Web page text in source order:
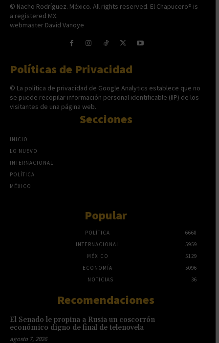
© Nacho Rodríguez. México. All rights reserved. El Chapucero® is
a registered MX.
webmaster David Vanoye
Políticas de Privacidad
© La política de privacidad de Google Analytics establece que no
se puede recopilar información personal identificable (IIP) de los
visitantes de una página web.
Secciones
INICIO
LO NUEVO
INTERNACIONAL
POLÍTICA
MÉXICO
Popular
POLÍTICA
6668
INTERNACIONAL
5959
MÉXICO
5129
ECONOMÍA
5096
NOTICIAS
36
Recomendaciones
El Senado le propina a Rusia un coscorrón
económico digno de final de telenovela
agosto 7, 2026